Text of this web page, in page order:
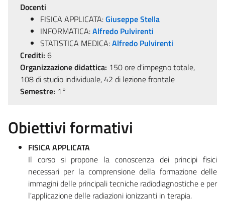
Docenti
FISICA APPLICATA:Giuseppe Stella
INFORMATICA:Alfredo Pulvirenti
STATISTICA MEDICA:Alfredo Pulvirenti
Crediti: 6
Organizzazione didattica: 150 ore d'impegno totale,
108 di studio individuale, 42 di lezione frontale
Semestre: 1°
Obiettivi formativi
FISICA APPLICATA
Il corso si propone la conoscenza dei principi fisici
necessari per la comprensione della formazione delle
immagini delle principali tecniche radiodiagnostiche e per
l'applicazione delle radiazioni ionizzanti in terapia.